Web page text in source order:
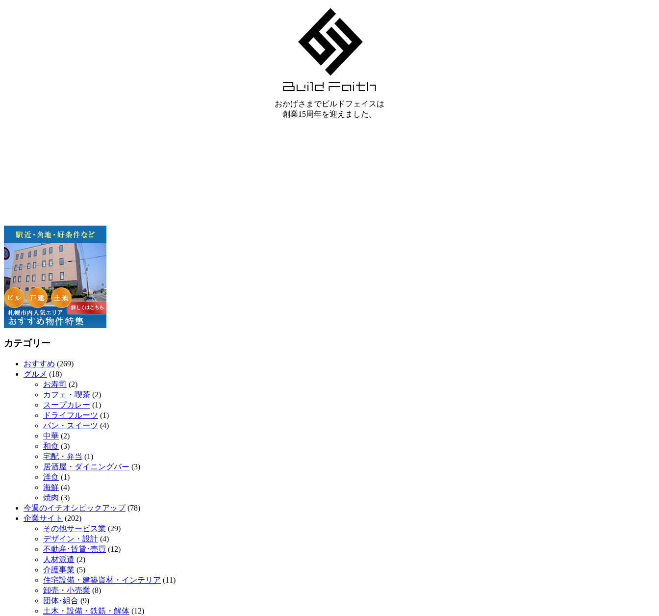
おかげさまでビルドフェイスは
創業15周年を迎えました。
カテゴリー
おすすめ (269)
グルメ (18)
お寿司 (2)
カフェ・喫茶 (2)
スープカレー (1)
ドライフルーツ (1)
パン・スイーツ (4)
中華 (2)
和食 (3)
宅配・弁当 (1)
居酒屋・ダイニングバー (3)
洋食 (1)
海鮮 (4)
焼肉 (3)
今週のイチオシピックアップ(78)
企業サイト (202)
その他サービス業 (29)
デザイン・設計 (4)
不動産･賃貸･売買 (12)
人材派遣 (2)
介護事業 (5)
住宅設備・建築資材・インテリア (11)
卸売・小売業 (8)
団体･組合 (9)
土木・設備・鉄筋・解体 (12)